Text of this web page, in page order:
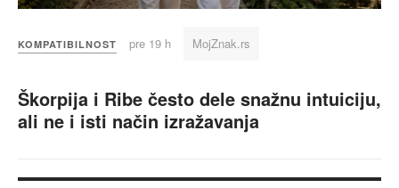
KOMPATIBILNOST pre 19 h MojZnak.rs
Škorpija i Ribe često dele snažnu intuiciju,
ali ne i isti način izražavanja